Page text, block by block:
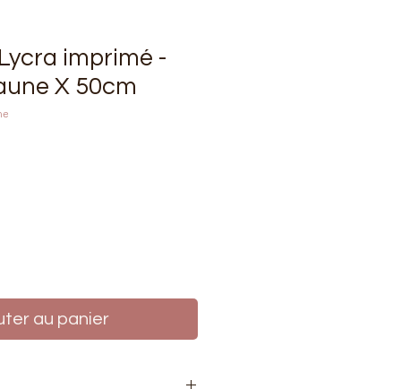
imprimé -
X 50cm
au panier